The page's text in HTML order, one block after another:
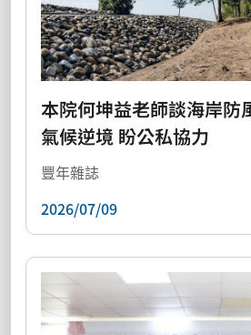
本院何坤益老師談海岸防
氣候逆境 盼公私協力
豐年雜誌
2026/07/09